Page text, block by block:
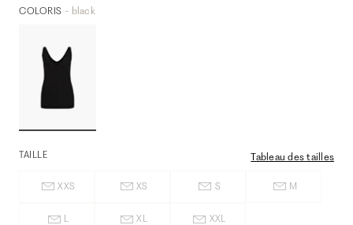
COLORIS - black
TAILLE Tableau des tailles
XXS XS S M
L XL XXL